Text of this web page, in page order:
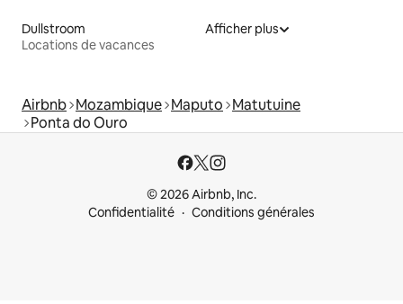
Dullstroom
Locations de vacances
Afficher plus
Airbnb Mozambique Maputo Matutuine
Ponta do Ouro
© 2026 Airbnb, Inc.
Confidentialité
Conditions générales